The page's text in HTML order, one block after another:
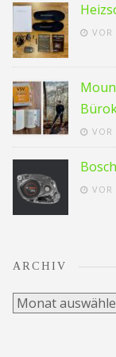
VOR
VOR
VOR
ARCHIV
Archiv